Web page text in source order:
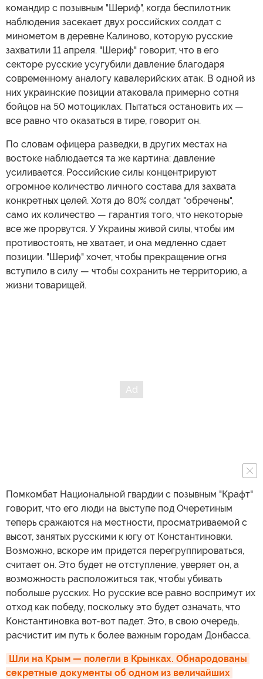
командир с позывным "Шериф", когда беспилотник
наблюдения засекает двух российских солдат с
минометом в деревне Калиново, которую русские
захватили 11 апреля. "Шериф" говорит, что в его
секторе русские усугубили давление благодаря
современному аналогу кавалерийских атак. В одной из
них украинские позиции атаковала примерно сотня
бойцов на 50 мотоциклах. Пытаться остановить их —
все равно что оказаться в тире, говорит он.
По словам офицера разведки, в других местах на
востоке наблюдается та же картина: давление
усиливается. Российские силы концентрируют
огромное количество личного состава для захвата
конкретных целей. Хотя до 80% солдат "обречены",
само их количество — гарантия того, что некоторые
все же прорвутся. У Украины живой силы, чтобы им
противостоять, не хватает, и она медленно сдает
позиции. "Шериф" хочет, чтобы прекращение огня
вступило в силу — чтобы сохранить не территорию, а
жизни товарищей.
Помкомбат Национальной гвардии с позывным "Крафт"
говорит, что его люди на выступе под Очеретиным
теперь сражаются на местности, просматриваемой с
высот, занятых русскими к югу от Константиновки.
Возможно, вскоре им придется перегруппироваться,
считает он. Это будет не отступление, уверяет он, а
возможность расположиться так, чтобы убивать
побольше русских. Но русские все равно воспримут их
отход как победу, поскольку это будет означать, что
Константиновка вот-вот падет. Это, в свою очередь,
расчистит им путь к более важным городам Донбасса.
Шли на Крым — полегли в Крынках. Обнародованы
секретные документы об одном из величайших